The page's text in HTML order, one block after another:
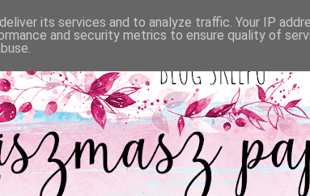
its services and to analyze traffic. Your IP
and security metrics to ensure quality of